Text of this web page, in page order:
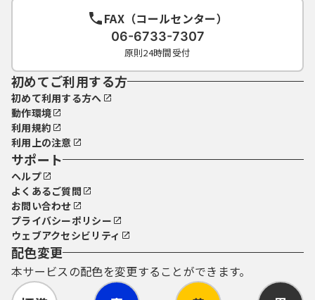
FAX（コールセンター）
06-6733-7307
原則24時間受付
初めてご利用する方
初めて利用する方へ
動作環境
利用規約
利用上の注意
サポート
ヘルプ
よくあるご質問
お問い合わせ
プライバシーポリシー
ウェブアクセシビリティ
配色変更
本サービスの配色を変更することができます。